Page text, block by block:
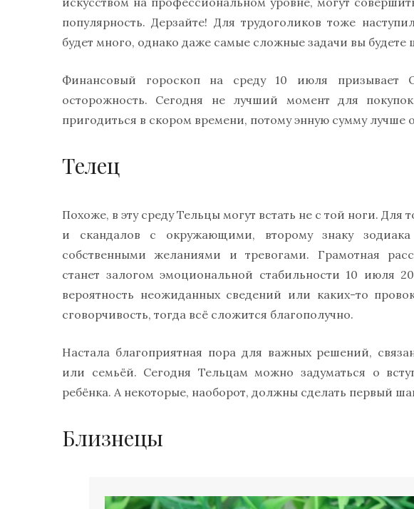
популярность. Дерзайте! Для трудоголиков тоже
будет много, однако даже самые сложные задачи вы будете
Финансовый гороскоп на среду 10 июля призывает
осторожность. Сегодня не лучший момент для
пригодиться в скором времени, потому энную сумму лучше
Телец
Похоже, в эту среду Тельцы могут встать не с той ноги. Для
и скандалов с окружающими, второму знаку
собственными желаниями и тревогами. Грамотная
станет залогом эмоциональной стабильности 10 июля
вероятность неожиданных сведений или каких-то
сговорчивость, тогда всё сложится благополучно.
Настала благоприятная пора для важных решений,
или семьёй. Сегодня Тельцам можно задуматься о
ребёнка. А некоторые, наоборот, должны сделать первый
Близнецы